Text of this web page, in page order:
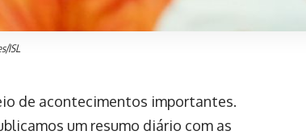
ISL
de acontecimentos importantes.
um resumo diário com as